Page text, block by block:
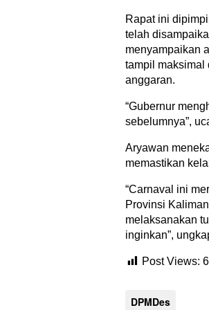
Rapat ini
telah
menyampaikan
tampil maksimal
anggaran.
“Gubernur
sebelumnya”,
Aryawan
memastikan
“Carnaval ini
Provinsi
melaksanakan
inginkan”,
Post Views:
DPMDes